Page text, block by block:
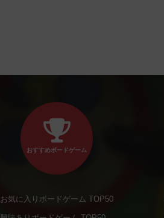
おすすめボードゲーム
お気に入りボードゲーム TOP50